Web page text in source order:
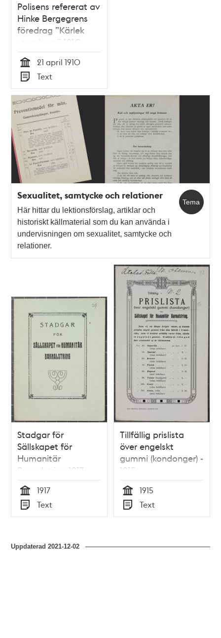
Polisens refererat av
Hinke Bergegrens
föredrag ”Kärlek
utan barn” 1910
Tid
21 april 1910
Typ
Text
Tema
Sexualitet, samtycke och relationer
Här hittar du lektionsförslag, artiklar och
historiskt källmaterial som du kan använda i
undervisningen om sexualitet, samtycke och
relationer.
Stadgar för
Sällskapet för
Humanitär
Barnalstring 1917
Tid
1917
Typ
Text
Tillfällig prislista
över engelskt
gummi (kondonger) -
1915
Tid
1915
Typ
Text
Uppdaterad2021-12-02